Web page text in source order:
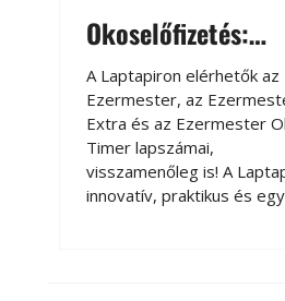
Okoselőfizetés:
Ezermester Extra
A Laptapiron elérhetők az
Ezermester, az
Extra és az Ezermester
Timer lapszámai,
visszamenőleg is! A
innovatív, praktikus és